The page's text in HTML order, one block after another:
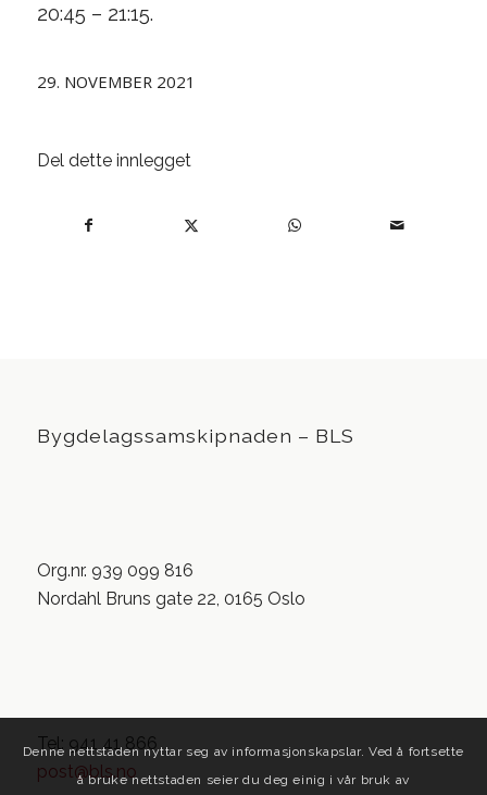
20:45 – 21:15.
29. NOVEMBER 2021
Del dette innlegget
Bygdelagssamskipnaden – BLS
Org.nr. 939 099 816
Nordahl Bruns gate 22, 0165 Oslo
Tel: 941 41 866
post@bls.no
Denne nettstaden nyttar seg av informasjonskapslar. Ved å fortsette
å bruke nettstaden seier du deg einig i vår bruk av